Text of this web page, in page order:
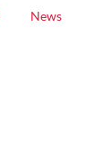
News